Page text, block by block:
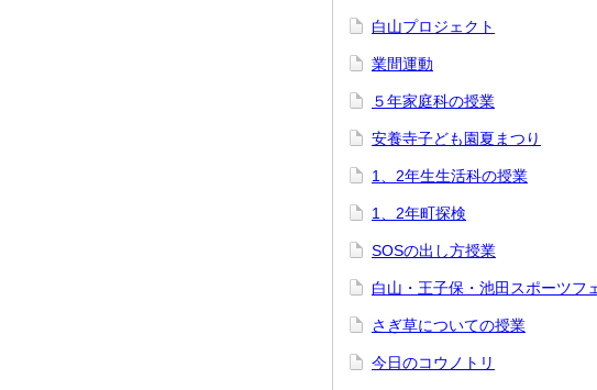
白山プロジェクト
業間運動
５年家庭科の授業
安養寺子ども園夏まつり
1、2年生生活科の授業
1、2年町探検
SOSの出し方授業
白山・王子保・池田スポーツフ
さぎ草についての授業
今日のコウノトリ